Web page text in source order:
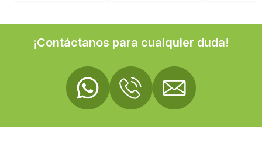
¡Contáctanos para cualquier duda!